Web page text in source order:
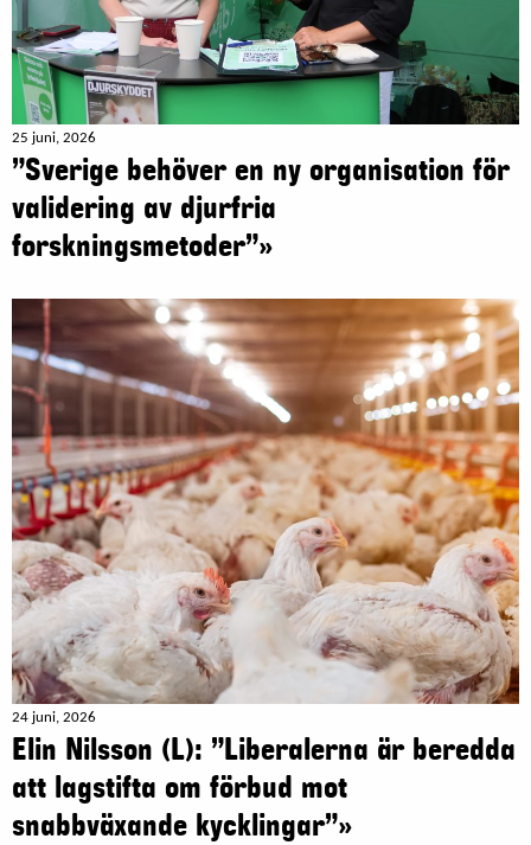
25 juni, 2026
”Sverige behöver en ny organisation för
validering av djurfria
forskningsmetoder”»
24 juni, 2026
Elin Nilsson (L): ”Liberalerna är beredda
att lagstifta om förbud mot
snabbväxande kycklingar”»